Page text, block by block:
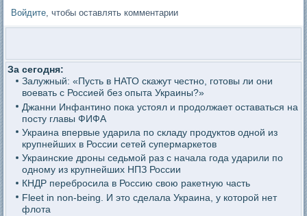
Войдите, чтобы оставлять комментарии
За сегодня:
Залужный: «Пусть в НАТО скажут честно, готовы ли они
воевать с Россией без опыта Украины?»
Джанни Инфантино пока устоял и продолжает оставаться на
посту главы ФИФА
Украина впервые ударила по складу продуктов одной из
крупнейших в России сетей супермаркетов
Украинские дроны седьмой раз с начала года ударили по
одному из крупнейших НПЗ России
КНДР перебросила в Россию свою ракетную часть
Fleet in non-being. И это сделала Украина, у которой нет
флота